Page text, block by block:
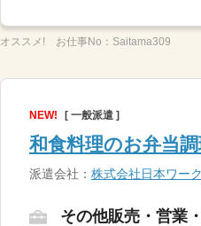
オススメ! お仕事No： Saitama309
NEW! [ 一般派遣 ]
和食料理のお弁当
派遣会社： 株式会社日本ワー
その他販売・営業